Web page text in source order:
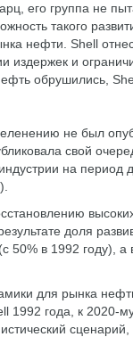
его группа не
такого
нефти. Shell
и
обрушились,
не был
свой
на период
доля
50% в 1992 году),
для рынка
1992 года, к 2020-